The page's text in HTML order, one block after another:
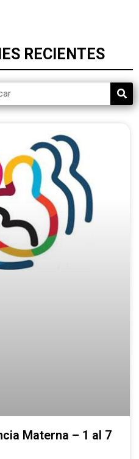
RECIENTES
Materna – 1 al 7